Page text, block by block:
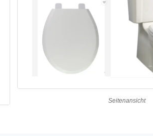
Seitenansicht